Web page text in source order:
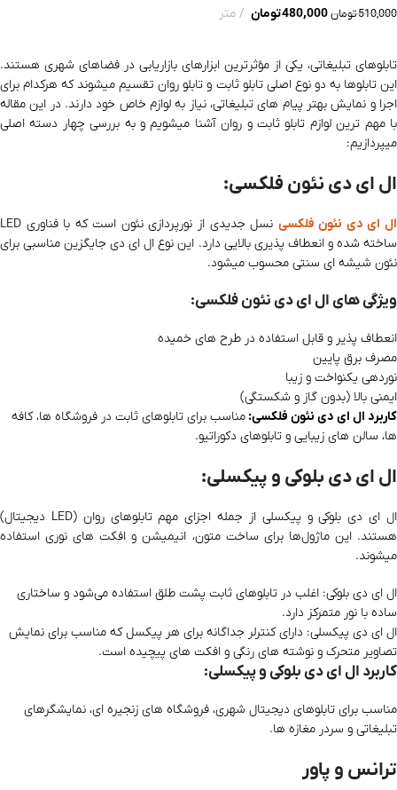
510,000تومان480,000تومان متر
تابلوهای تبلیغاتی، یکی از مؤثرترین ابزارهای بازاریابی در فضاهای شهری هستند.
این تابلوها به دو نوع اصلی تابلو ثابت و تابلو روان تقسیم میشوند که هرکدام برای
اجرا و نمایش بهتر پیام‌ های تبلیغاتی، نیاز به لوازم خاص خود دارند. در این مقاله
با مهم‌ ترین لوازم تابلو ثابت و روان آشنا میشویم و به بررسی چهار دسته اصلی
میپردازیم:
ال ای دی نئون فلکسی:
ال ای دی نئون فلکسی
نسل جدیدی از نورپردازی نئون است که با فناوری LED
ساخته شده و انعطاف‌ پذیری بالایی دارد. این نوع ال ای دی جایگزین مناسبی برای
نئون شیشه‌ ای سنتی محسوب میشود.
ویژگی‌ های ال ای دی نئون فلکسی:
انعطاف‌ پذیر و قابل استفاده در طرح‌ های خمیده
مصرف برق پایین
نوردهی یکنواخت و زیبا
ایمنی بالا (بدون گاز و شکستگی)
کاربرد ال ای دی نئون فلکسی: مناسب برای تابلوهای ثابت در فروشگاه‌ ها، کافه‌
ها، سالن‌ های زیبایی و تابلوهای دکوراتیو.
ال ای دی بلوکی و پیکسلی:
ال ای دی بلوکی و پیکسلی از جمله اجزای مهم تابلوهای روان (LED دیجیتال)
هستند. این ماژول‌ها برای ساخت متون، انیمیشن و افکت‌ های نوری استفاده
میشوند.
ال ای دی بلوکی: اغلب در تابلوهای ثابت پشت‌ طلق استفاده می‌شود و ساختاری
ساده با نور متمرکز دارد.
ال ای دی پیکسلی: دارای کنترلر جداگانه برای هر پیکسل که مناسب برای نمایش
تصاویر متحرک و نوشته‌ های رنگی و افکت‌ های پیچیده است.
کاربرد ال ای دی بلوکی و پیکسلی:
مناسب برای تابلوهای دیجیتال شهری، فروشگاه‌ های زنجیره‌ ای، نمایشگرهای
تبلیغاتی و سردر مغازه‌ ها.
ترانس و پاور